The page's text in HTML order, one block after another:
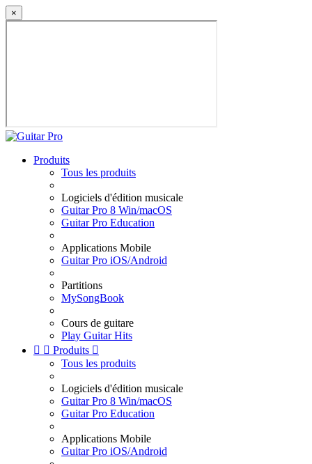
×
Produits
Tous les produits
Logiciels d'édition musicale
Guitar Pro 8 Win/macOS
Guitar Pro Education
Applications Mobile
Guitar Pro iOS/Android
Partitions
MySongBook
Cours de guitare
Play Guitar Hits
  Produits 
Tous les produits
Logiciels d'édition musicale
Guitar Pro 8 Win/macOS
Guitar Pro Education
Applications Mobile
Guitar Pro iOS/Android